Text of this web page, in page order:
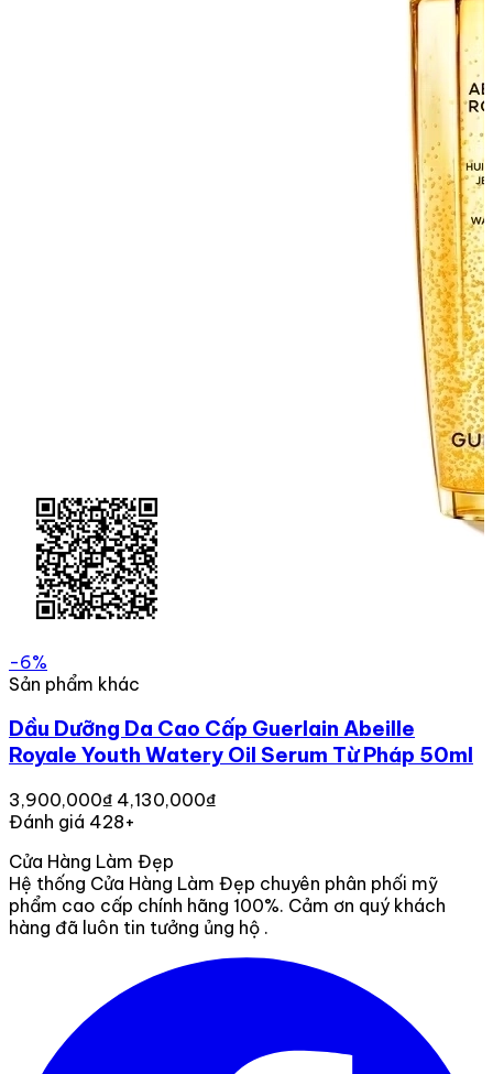
-6%
Sản phẩm khác
Dầu Dưỡng Da Cao Cấp Guerlain Abeille
Royale Youth Watery Oil Serum Từ Pháp 50ml
3,900,000₫ 4,130,000₫
Đánh giá 428+
Cửa Hàng Làm Đẹp
Hệ thống Cửa Hàng Làm Đẹp chuyên phân phối mỹ
phẩm cao cấp chính hãng 100%. Cảm ơn quý khách
hàng đã luôn tin tưởng ủng hộ .